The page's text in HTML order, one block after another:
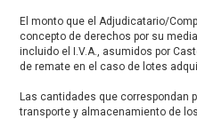
El monto que el Adjudicatario/
concepto de derechos por su
incluido el I.V.A., asumidos por
de remate en el caso de lotes
Las cantidades que correspondan
transporte y almacenamiento de